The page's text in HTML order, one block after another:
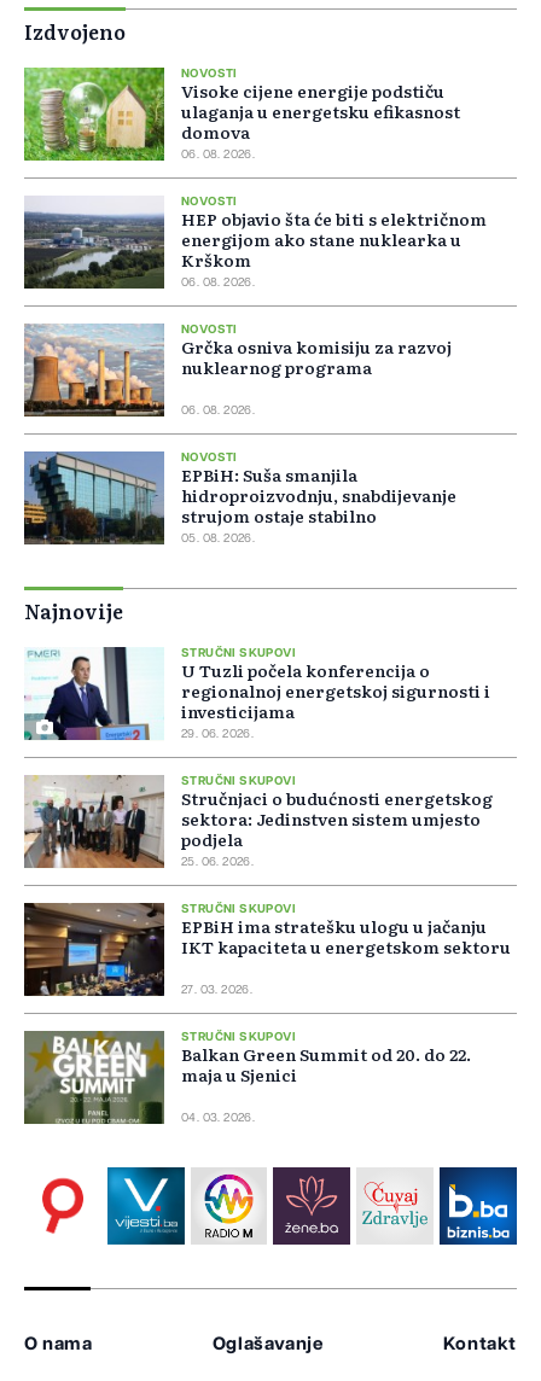
Izdvojeno
NOVOSTI
Visoke cijene energije podstiču
ulaganja u energetsku efikasnost
domova
06. 08. 2026.
NOVOSTI
HEP objavio šta će biti s električnom
energijom ako stane nuklearka u
Krškom
06. 08. 2026.
NOVOSTI
Grčka osniva komisiju za razvoj
nuklearnog programa
06. 08. 2026.
NOVOSTI
EPBiH: Suša smanjila
hidroproizvodnju, snabdijevanje
strujom ostaje stabilno
05. 08. 2026.
Najnovije
STRUČNI SKUPOVI
U Tuzli počela konferencija o
regionalnoj energetskoj sigurnosti i
investicijama
29. 06. 2026.
STRUČNI SKUPOVI
Stručnjaci o budućnosti energetskog
sektora: Jedinstven sistem umjesto
podjela
25. 06. 2026.
STRUČNI SKUPOVI
EPBiH ima stratešku ulogu u jačanju
IKT kapaciteta u energetskom sektoru
27. 03. 2026.
STRUČNI SKUPOVI
Balkan Green Summit od 20. do 22.
maja u Sjenici
04. 03. 2026.
O nama Oglašavanje Kontakt